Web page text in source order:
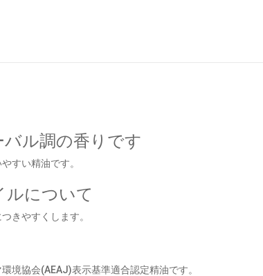
ル調の香りです
すい精油です。
について
きやすくします。
境協会(AEAJ)表示基準適合認定精油です。